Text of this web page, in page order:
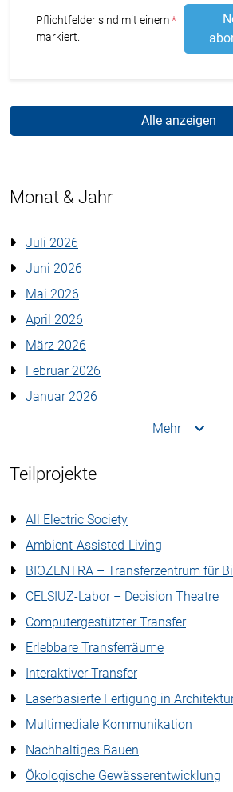
Pflichtfelder sind mit einem Stern
markiert.
Alle anzeigen
Monat & Jahr
Juli 2026
Juni 2026
Mai 2026
April 2026
März 2026
Februar 2026
Januar 2026
Mehr
Teilprojekte
All Electric Society
Ambient-Assisted-Living
BIOZENTRA – Transferzentrum für
CELSIUZ-Labor – Decision Theatre
Computergestützter Transfer
Erlebbare Transferräume
Interaktiver Transfer
Laserbasierte Fertigung in
Multimediale Kommunikation
Nachhaltiges Bauen
Ökologische Gewässerentwicklung